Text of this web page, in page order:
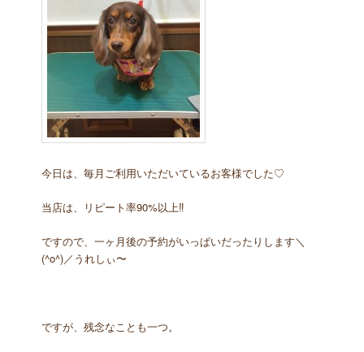
今日は、毎月ご利用いただいているお客様でした♡
当店は、リピート率90%以上‼︎
ですので、一ヶ月後の予約がいっぱいだったりします＼
(^o^)／うれしぃ〜
ですが、残念なことも一つ。